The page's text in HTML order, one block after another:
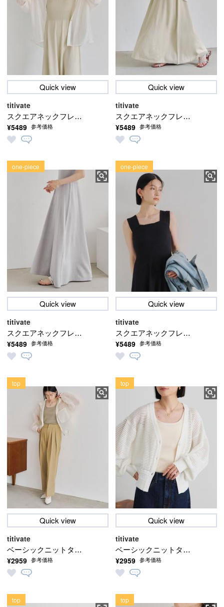
Quick view
スクエアネックフレア
ニットワンピース
titivate
¥5489 参考価格
Quick view
スクエアネックフレア
ニットワンピース
titivate
¥5489 参考価格
Quick view
スクエアネックフレア
ニットワンピース
titivate
¥5489 参考価格
one-piece
Quick view
スクエアネックフレア
ニットワンピース
titivate
¥5489 参考価格
one-piece
Quick view
ベーシックニットタン
クトップ【メール便可
／80】
titivate
¥2959 参考価格
top
Quick view
ベーシックニットタン
クトップ【メール便可
／80】
titivate
¥2959 参考価格
top
top top